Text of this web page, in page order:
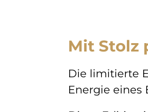
Mit Stolz
Die limitierte
Energie eines